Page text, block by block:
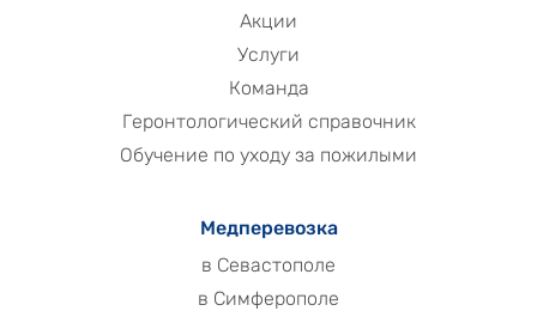
Акции
Услуги
Команда
Геронтологический справочник
Обучение по уходу за пожилыми
Медперевозка
в Севастополе
в Симферополе